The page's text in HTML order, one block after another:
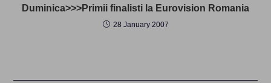
Duminica>>>Primii finalisti la Eurovision Romania
28 January 2007